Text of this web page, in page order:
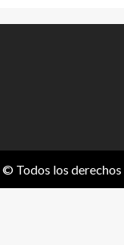
Todos los derechos